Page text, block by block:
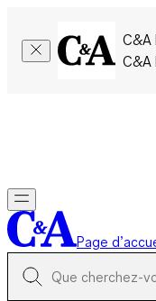
C&A
C&A
Page